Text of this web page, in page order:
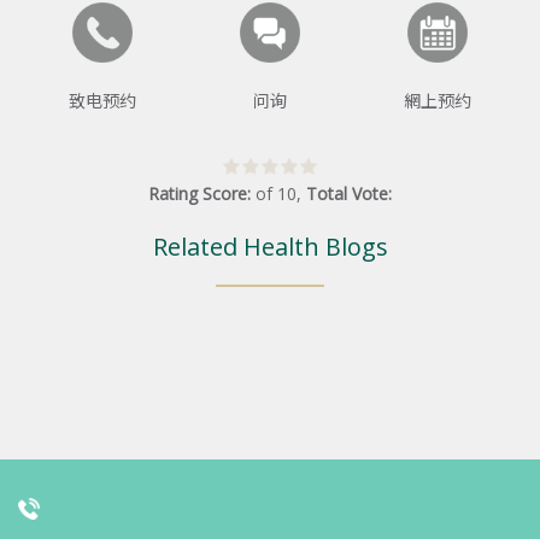
致电预约 问询 網上预约
Rating Score: of 10, Total Vote:
Related Health Blogs